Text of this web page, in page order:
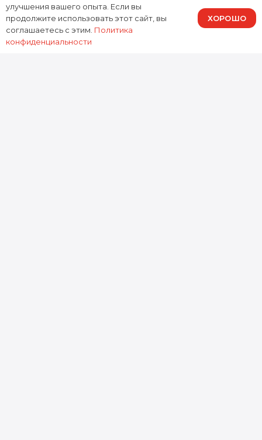
входам, проверка подсветки,
стабильности и звука.
улучшения вашего опыта. Если вы
продолжите использовать этот сайт, вы
соглашаетесь с этим. Политика
конфиденциальности
ХОРОШО